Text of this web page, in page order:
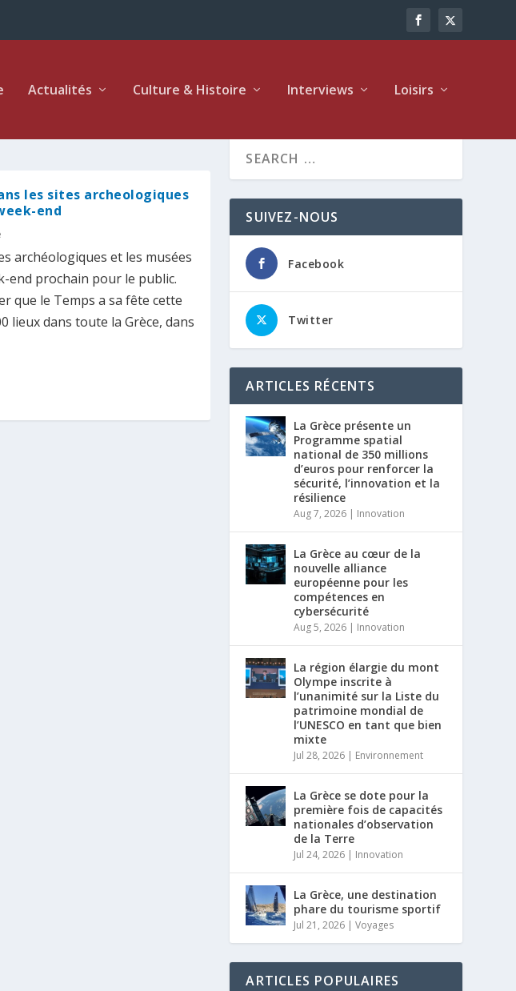
Actualités Culture & Histoire Interviews Loisirs
les sites archeologiques
end
archéologiques et les musées
end prochain pour le public.
que le Temps a sa fête cette
lieux dans toute la Grèce, dans
SUIVEZ-NOUS
Facebook
Twitter
ARTICLES RÉCENTS
La Grèce présente un
Programme spatial
national de 350 millions
d’euros pour renforcer la
sécurité, l’innovation et la
résilience
Aug 7, 2026 | Innovation
La Grèce au cœur de la
nouvelle alliance
européenne pour les
compétences en
cybersécurité
Aug 5, 2026 | Innovation
La région élargie du mont
Olympe inscrite à
l’unanimité sur la Liste du
patrimoine mondial de
l’UNESCO en tant que bien
mixte
Jul 28, 2026 | Environnement
La Grèce se dote pour la
première fois de capacités
nationales d’observation
de la Terre
Jul 24, 2026 | Innovation
La Grèce, une destination
phare du tourisme sportif
Jul 21, 2026 |Voyages
ARTICLES POPULAIRES